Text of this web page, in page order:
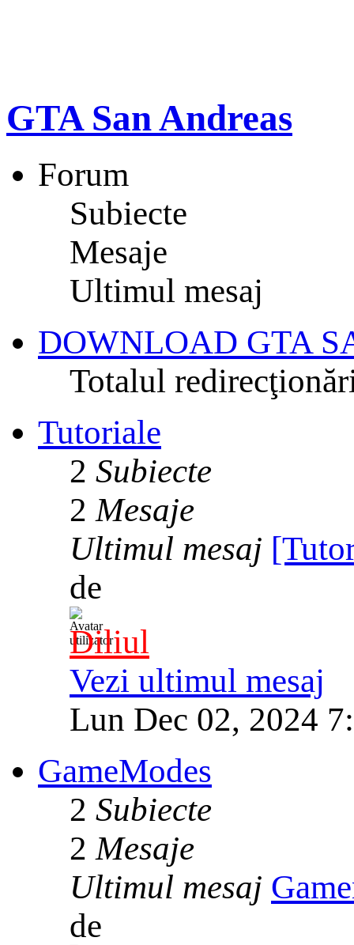
GTA San Andreas
Forum
Subiecte
Mesaje
Ultimul mesaj
DOWNLOAD GTA
Totalul
Tutoriale
2 Subiecte
2 Mesaje
Ultimul mesaj
de
Diliul
Vezi ultimul mesaj
Lun Dec 02, 2024
GameModes
2 Subiecte
2 Mesaje
Ultimul mesaj
de